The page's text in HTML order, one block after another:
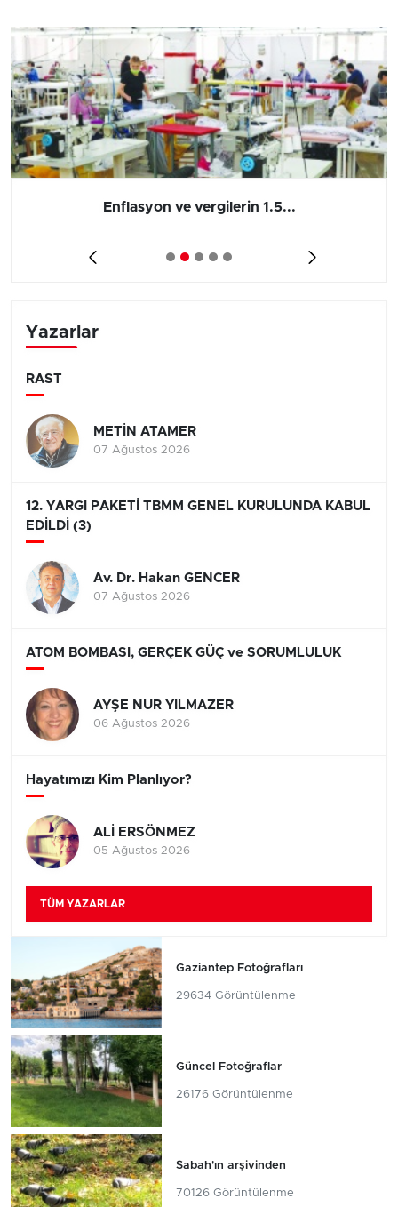
Enflasyon ve vergilerin 1.5...
Yazarlar
RAST
METİN ATAMER
07 Ağustos 2026
12. YARGI PAKETİ TBMM GENEL KURULUNDA KABUL
EDİLDİ (3)
Av. Dr. Hakan GENCER
07 Ağustos 2026
ATOM BOMBASI, GERÇEK GÜÇ ve SORUMLULUK
AYŞE NUR YILMAZER
06 Ağustos 2026
Hayatımızı Kim Planlıyor?
ALİ ERSÖNMEZ
05 Ağustos 2026
TÜM YAZARLAR
Gaziantep Fotoğrafları
29634 Görüntülenme
Güncel Fotoğraflar
26176 Görüntülenme
Sabah'ın arşivinden
70126 Görüntülenme